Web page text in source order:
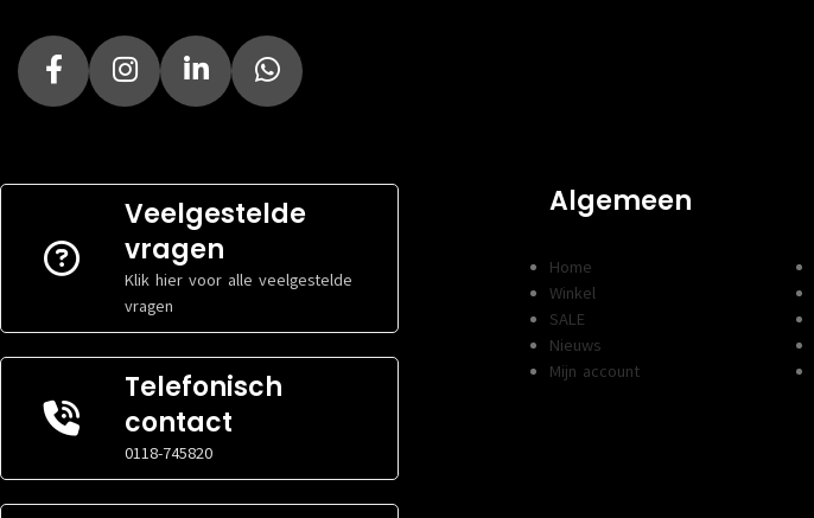
Veelgestelde
vragen
Klik hier voor alle veelgestelde
vragen
Telefonisch
contact
0118-745820
Algemeen
Home
Winkel
SALE
Nieuws
Mijn account